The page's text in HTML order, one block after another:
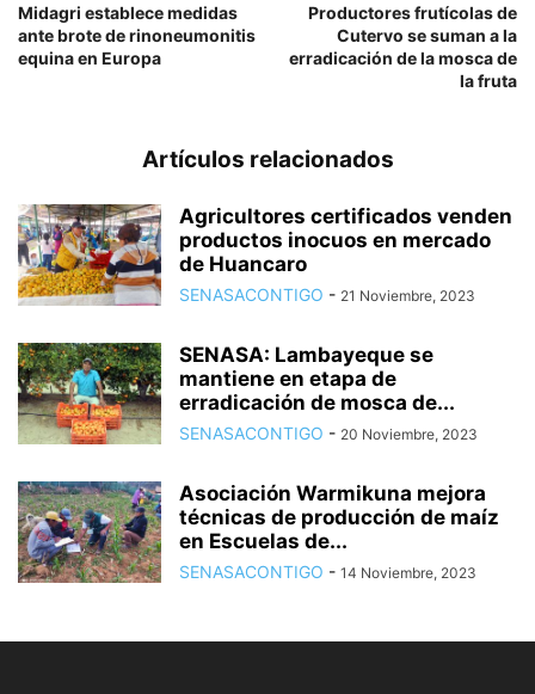
Midagri establece medidas
ante brote de rinoneumonitis
equina en Europa
Productores frutícolas de
Cutervo se suman a la
erradicación de la mosca de
la fruta
Artículos relacionados
Agricultores certificados venden
productos inocuos en mercado
de Huancaro
SENASACONTIGO - 21 Noviembre, 2023
SENASA: Lambayeque se
mantiene en etapa de
erradicación de mosca de...
SENASACONTIGO - 20 Noviembre, 2023
Asociación Warmikuna mejora
técnicas de producción de maíz
en Escuelas de...
SENASACONTIGO - 14 Noviembre, 2023